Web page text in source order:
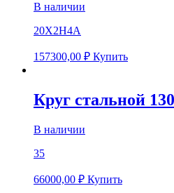
В наличии
20Х2Н4А
157300,00 ₽ Купить
Круг стальной
В наличии
35
66000,00 ₽ Купить